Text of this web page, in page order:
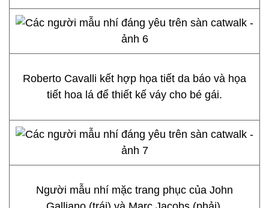
Roberto Cavalli kết hợp họa tiết da báo và họa
tiết hoa lá để thiết kế váy cho bé gái.
Người mẫu nhí mặc trang phục của John